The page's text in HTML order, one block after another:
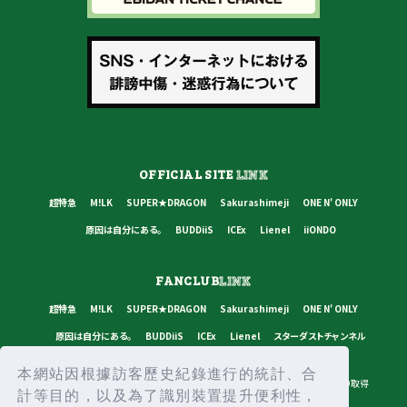
本網站因根據訪客歷史紀錄進行的統計、合
計等目的，以及為了識別裝置提升便利性，
OFFICIAL SITELINK
超特急 M!LK SUPER★DRAGON Sakurashimeji
ONE N' ONLY
原因は自分にある。
BUDDiiS ICEx Lienel iiONDO
FANCLUBLINK
超特急 M!LK SUPER★DRAGON Sakurashimeji
ONE N' ONLY
原因は自分にある。
BUDDiiS ICEx Lienel スターダストチャンネル
プライバシーポリシー ご利用規約 推奨環境 ヘルプ・お問い合わせ
ID取得